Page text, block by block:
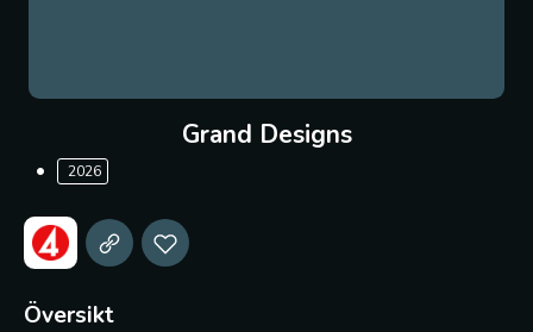
Grand Designs
2026
Översikt